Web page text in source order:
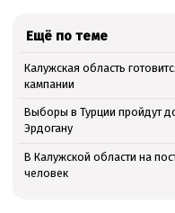
Ещё по теме
Калужская область
кампании
Выборы в Турции пройдут
Эрдогану
В Калужской области на
человек